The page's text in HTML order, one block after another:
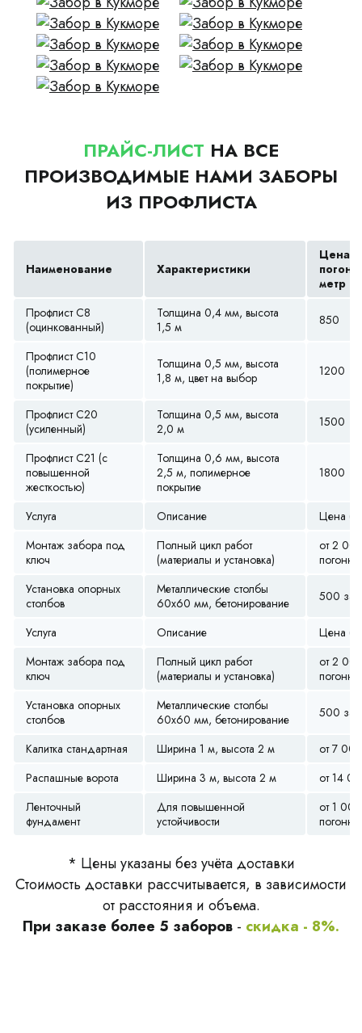
ПРАЙС-ЛИСТ НА ВСЕ
ПРОИЗВОДИМЫЕ НАМИ ЗАБОРЫ
ИЗ ПРОФЛИСТА
Наименование Характеристики
Цена
метр
Профлист С8
(оцинкованный)
Толщина 0,4 мм, высота
1,5 м
850
Профлист С10
(полимерное
покрытие)
Толщина 0,5 мм, высота
1,8 м, цвет на выбор
1200
Профлист С20
(усиленный)
Толщина 0,5 мм, высота
2,0 м
1500
Профлист С21 (с
повышенной
жесткостью)
Толщина 0,6 мм, высота
2,5 м, полимерное
покрытие
1800
Услуга Описание
Цена
Монтаж забора под
ключ
Полный цикл работ
(материалы и установка)
от 2
Установка опорных
столбов
Металлические столбы
60х60 мм, бетонирование
500 за
Услуга Описание
Цена
Монтаж забора под
ключ
Полный цикл работ
(материалы и установка)
от 2
Установка опорных
столбов
Металлические столбы
60х60 мм, бетонирование
500 за
Калитка стандартная Ширина 1 м, высота 2 м
от 7 000
Распашные ворота
Ширина 3 м, высота 2 м
от 14
Ленточный
фундамент
Для повышенной
устойчивости
от 1
* Цены указаны без учёта доставки
Стоимость доставки рассчитывается, в зависимости
от расстояния и объема.
При заказе более 5 заборов - скидка - 8%.